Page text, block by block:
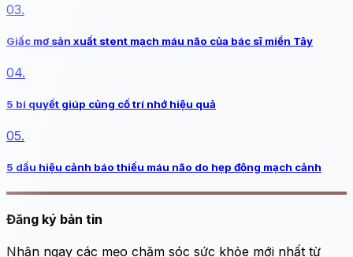
03.
Giấc mơ sản xuất stent mạch máu não của bác sĩ miền Tây
04.
5 bí quyết giúp củng cố trí nhớ hiệu quả
05.
5 dấu hiệu cảnh báo thiếu máu não do hẹp động mạch cảnh
Đăng ký bản tin
Nhận ngay các mẹo chăm sóc sức khỏe mới nhất từ